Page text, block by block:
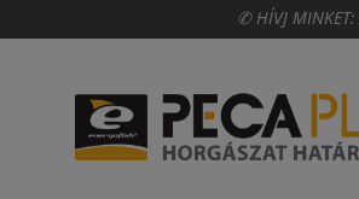
✆ HÍVJ MINKET: